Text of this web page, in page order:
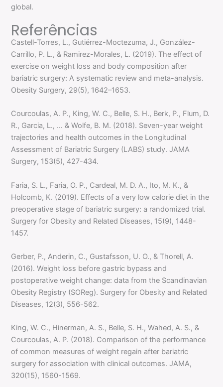
global.
Referências
Castell-Torres, L., Gutiérrez-Moctezuma, J., González-
Carrillo, P. L., & Ramirez-Morales, L. (2019). The effect of
exercise on weight loss and body composition after
bariatric surgery: A systematic review and meta-analysis.
Obesity Surgery, 29(5), 1642–1653.
Courcoulas, A. P., King, W. C., Belle, S. H., Berk, P., Flum, D.
R., Garcia, L., … & Wolfe, B. M. (2018). Seven-year weight
trajectories and health outcomes in the Longitudinal
Assessment of Bariatric Surgery (LABS) study. JAMA
Surgery, 153(5), 427-434.
Faria, S. L., Faria, O. P., Cardeal, M. D. A., Ito, M. K., &
Holcomb, K. (2019). Effects of a very low calorie diet in the
preoperative stage of bariatric surgery: a randomized trial.
Surgery for Obesity and Related Diseases, 15(9), 1448-
1457.
Gerber, P., Anderin, C., Gustafsson, U. O., & Thorell, A.
(2016). Weight loss before gastric bypass and
postoperative weight change: data from the Scandinavian
Obesity Registry (SOReg). Surgery for Obesity and Related
Diseases, 12(3), 556-562.
King, W. C., Hinerman, A. S., Belle, S. H., Wahed, A. S., &
Courcoulas, A. P. (2018). Comparison of the performance
of common measures of weight regain after bariatric
surgery for association with clinical outcomes. JAMA,
320(15), 1560-1569.